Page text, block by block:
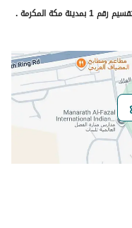
مكة المكرمة .